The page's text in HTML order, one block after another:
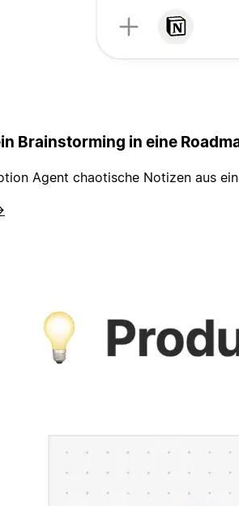
Brainstorming in eine
Agent chaotische Notizen aus